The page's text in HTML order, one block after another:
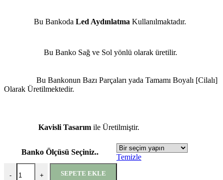
Bu Bankoda Led Aydınlatma Kullanılmaktadır.
Bu Banko Sağ ve Sol yönlü olarak üretilir.
Bu Bankonun Bazı Parçaları yada Tamamı Boyalı [Cilalı]
Olarak Üretilmektedir.
Kavisli Tasarım ile Üretilmiştir.
Banko Ölçüsü Seçiniz..
Temizle
- + SEPETE EKLE